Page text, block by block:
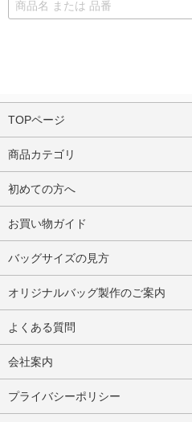
TOPページ
商品カテゴリ
初めての方へ
お買い物ガイド
バッグサイズの見方
オリジナルバッグ製作のご案内
よくある質問
会社案内
プライバシーポリシー